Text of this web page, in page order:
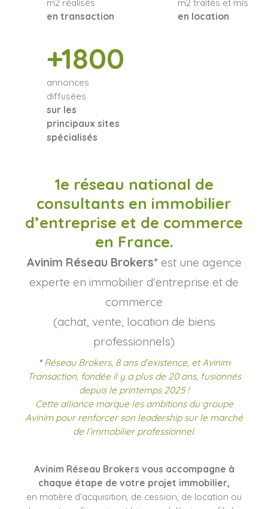
en transaction
en location
+1800
annonces
diffusées
sur les
principaux sites
spécialisés
1e réseau national de
consultants en immobilier
d’entreprise et de commerce
en France.
Avinim Réseau Brokers* est une agence
experte en immobilier d'entreprise et de
commerce
(achat, vente, location de biens
professionnels)
*Réseau Brokers, 8 ans d’existence, et Avinim
Transaction, fondée il y a plus de 20 ans, fusionnés
depuis le printemps 2025 !
Cette alliance marque les ambitions du groupe
Avinim pour renforcer son leadership sur le marché
de l’immobilier professionnel.
Avinim Réseau Brokers vous accompagne à
chaque étape de votre projet immobilier,
en matière d’acquisition, de cession, de location ou